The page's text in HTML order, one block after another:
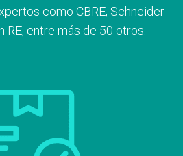
como CBRE, Schneider
RE, entre más de 50 otros.